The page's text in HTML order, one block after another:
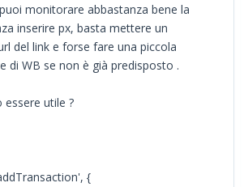
monitorare abbastanza bene la
inserire px, basta mettere un
del link e forse fare una piccola
di WB se non è già predisposto .
essere utile ?
{